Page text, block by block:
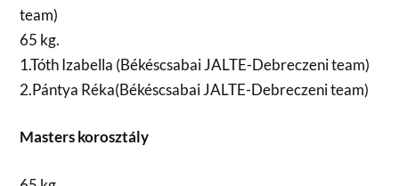
team)
65 kg.
1.Tóth Izabella (Békéscsabai JALTE-Debreczeni team)
2.Pántya Réka(Békéscsabai JALTE-Debreczeni team)
Masters korosztály